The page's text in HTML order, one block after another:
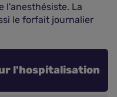
l'anesthésiste. La
le forfait journalier
l'hospitalisation